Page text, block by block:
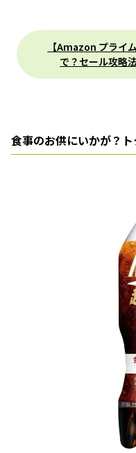
【Amazon プライ
で？セール攻略
食事のお供にいかが？